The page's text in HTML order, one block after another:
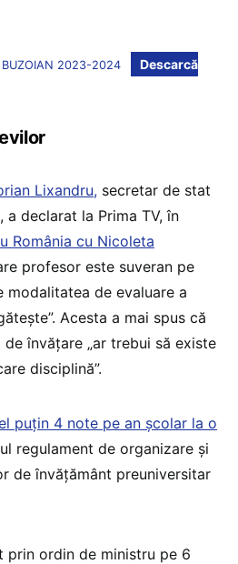
BUZOIAN 2023-2024
Descarcă
Lixandru, secretar de stat
a declarat la Prima TV, în
România cu Nicoleta
profesor este suveran pe
modalitatea de evaluare a
Acesta a mai spus că
învățare „ar trebui să existe
disciplină”.
puțin 4 note pe an școlar la o
regulament de organizare și
de învățământ preuniversitar
prin ordin de ministru pe 6